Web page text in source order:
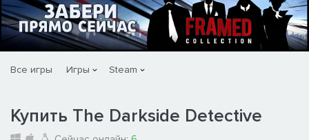
Все игры Игры Steam
Купить The Darkside Detective